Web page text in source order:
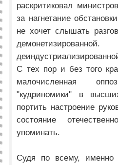
раскритиковал
за нагнетание
не хочет слышать
С тех пор и без того
малочисленная
"кудриномики" в
портить настроение
состояние
упоминать.
Судя по всему, именно